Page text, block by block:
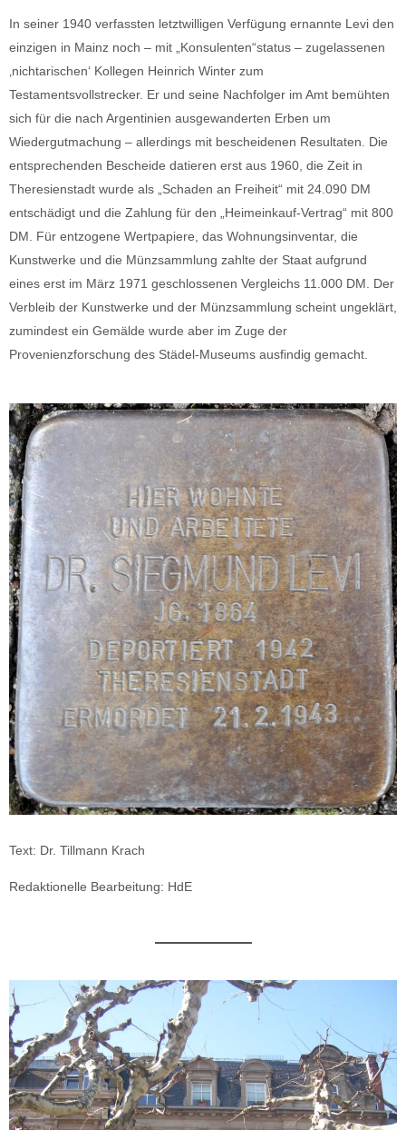
In seiner 1940 verfassten letztwilligen Verfügung ernannte Levi den
einzigen in Mainz noch – mit „Konsulenten“status – zugelassenen
‚nichtarischen‘ Kollegen Heinrich Winter zum
Testamentsvollstrecker. Er und seine Nachfolger im Amt bemühten
sich für die nach Argentinien ausgewanderten Erben um
Wiedergutmachung – allerdings mit bescheidenen Resultaten. Die
entsprechenden Bescheide datieren erst aus 1960, die Zeit in
Theresienstadt wurde als „Schaden an Freiheit“ mit 24.090 DM
entschädigt und die Zahlung für den „Heimeinkauf-Vertrag“ mit 800
DM. Für entzogene Wertpapiere, das Wohnungsinventar, die
Kunstwerke und die Münzsammlung zahlte der Staat aufgrund
eines erst im März 1971 geschlossenen Vergleichs 11.000 DM. Der
Verbleib der Kunstwerke und der Münzsammlung scheint ungeklärt,
zumindest ein Gemälde wurde aber im Zuge der
Provenienzforschung des Städel-Museums ausfindig gemacht.
Text: Dr. Tillmann Krach
Redaktionelle Bearbeitung: HdE